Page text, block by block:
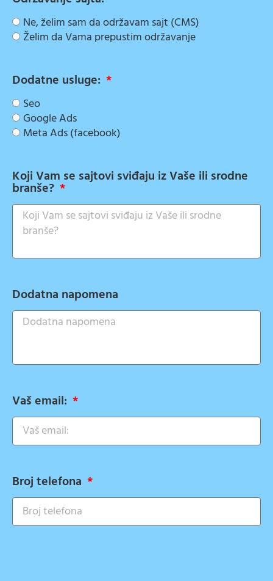
Ne, želim sam da održavam sajt (CMS)
Želim da Vama prepustim održavanje
Dodatne usluge:
Seo
Google Ads
Meta Ads (facebook)
Koji Vam se sajtovi sviđaju iz Vaše ili srodne
branše?
Dodatna napomena
Vaš email:
Broj telefona